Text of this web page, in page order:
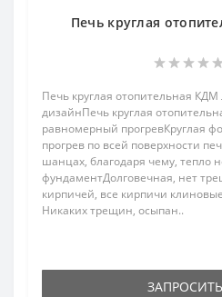
Печь круглая
Печь круглая отопительная
дизайнПечь круглая
равномерный прогревКруглая
прогрев по всей поверхности
шанцах, благодаря чему, тепло
фундаментДолговечная, нет
кирпичей, все кирпичи
Никаких трещин, осыпан..